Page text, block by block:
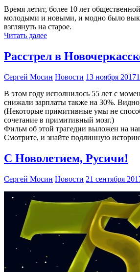
Время летит, более 10 лет
молодыми и новыми, и модно было
взглянуть на старое.
Читать далее
Расстрел в
Сергей Мосин Новости 13 ноября 2017
В этом году исполнилось 55 лет с
снижали зарплаты также на 30%.
(Некоторые примитивные умы не
сочетание в примитивный мозг.)
Фильм об этой трагедии выложен на
Смотрите, и знайте подлинную
С Новолетием, Русичи!
Сергей Мосин Новости 21 сентября